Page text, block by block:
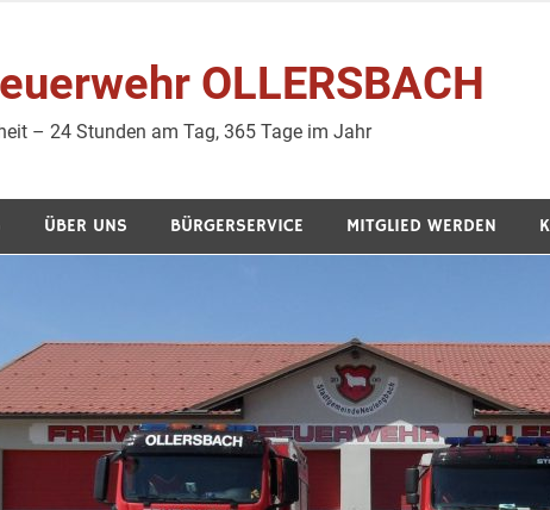
OLLERSBACH
– 24 Stunden am Tag, 365 Tage im Jahr
ÜBER UNS BÜRGERSERVICE MITGLIED WERDEN